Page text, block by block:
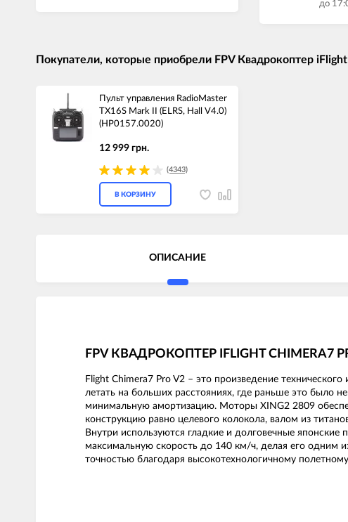
до
Покупатели, которые приобрели FPV Квадрокоптер
Пульт управления RadioMaster
TX16S Mark II (ELRS, Hall V4.0)
(HP0157.0020)
12 999 грн.
(4343)
В КОРЗИНУ
ОПИСАНИЕ
FPV КВАДРОКОПТЕР IFLIGHT
Flight Chimera7 Pro V2 – это произведение
летать на больших расстояниях, где раньше это было
минимальную амортизацию. Моторы XING2 2809
конструкцию равно целевого колокола, валом из
Внутри используются гладкие и долговечные
максимальную скорость до 140 км/ч, делая его одним
точностью благодаря высокотехнологичному